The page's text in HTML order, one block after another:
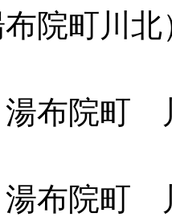
布院町川北
湯布院町
湯布院町